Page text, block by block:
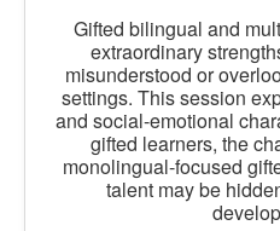
Gifted bilingual and
extraordinary
misunderstood or
settings. This session
and social-emotional
gifted learners, the
monolingual-focused
talent may be